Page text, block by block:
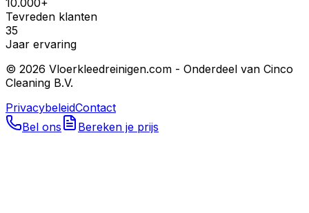
Tevreden klanten
35
Jaar ervaring
© 2026 Vloerkleedreinigen.com - Onderdeel van Cinco
Cleaning B.V.
PrivacybeleidContact
Bel ons
Bereken je prijs